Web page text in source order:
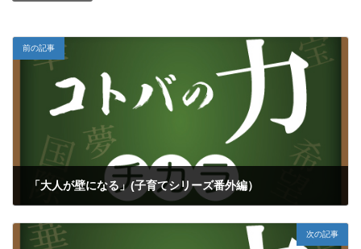
前の記事
「大人が壁になる」(子育てシリーズ番外編）
次の記事